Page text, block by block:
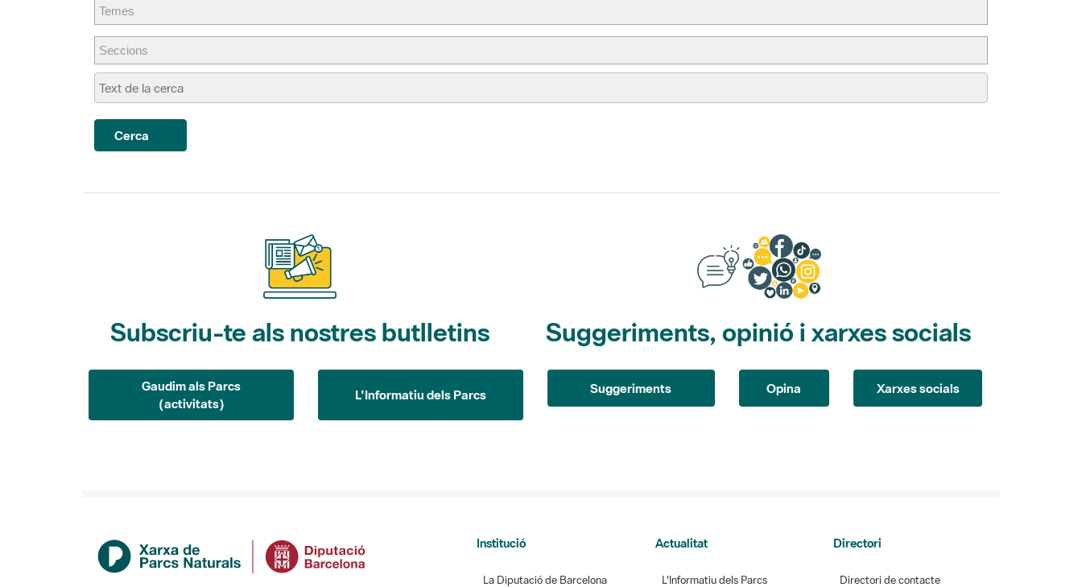
Cerca
Subscriu-te als nostres butlletins
Gaudim als Parcs
(activitats)
L'Informatiu dels Parcs
Suggeriments, opinió i xarxes socials
Suggeriments Opina Xarxes socials
Institució
La Diputació de Barcelona
Actualitat
L'Informatiu dels Parcs
Directori
Directori de contacte